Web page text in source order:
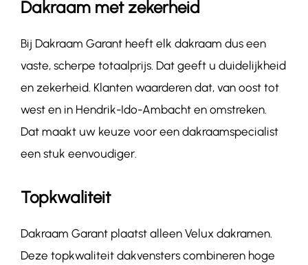
Dakraam met zekerheid
Bij Dakraam Garant heeft elk dakraam dus een
vaste, scherpe totaalprijs. Dat geeft u duidelijkheid
en zekerheid. Klanten waarderen dat, van oost tot
west en in Hendrik-Ido-Ambacht en omstreken.
Dat maakt uw keuze voor een dakraamspecialist
een stuk eenvoudiger.
Topkwaliteit
Dakraam Garant plaatst alleen Velux dakramen.
Deze topkwaliteit dakvensters combineren hoge